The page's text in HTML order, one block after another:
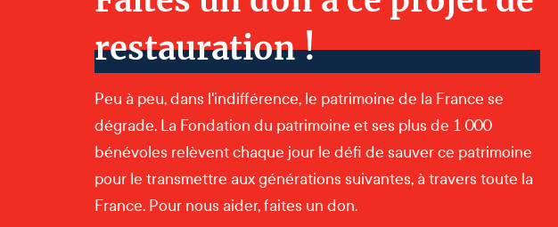
restauration !
Peu à peu, dans l'indifférence, le patrimoine de la France se
dégrade. La Fondation du patrimoine et ses plus de 1 000
bénévoles relèvent chaque jour le défi de sauver ce patrimoine
pour le transmettre aux générations suivantes, à travers toute la
France. Pour nous aider, faites un don.